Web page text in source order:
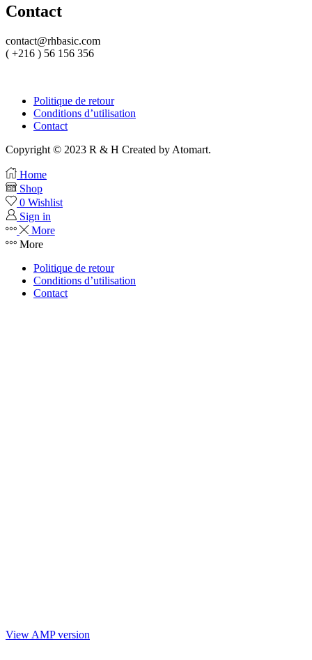
Contact
contact@rhbasic.com
( +216 ) 56 156 356
Politique de retour
Conditions d’utilisation
Contact
Copyright © 2023 R & H Created by Atomart.
Home
Shop
0 Wishlist
Sign in
More
More
Politique de retour
Conditions d’utilisation
Contact
View AMP version